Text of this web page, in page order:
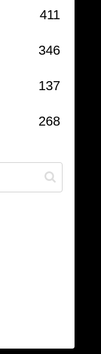
411
346
137
268